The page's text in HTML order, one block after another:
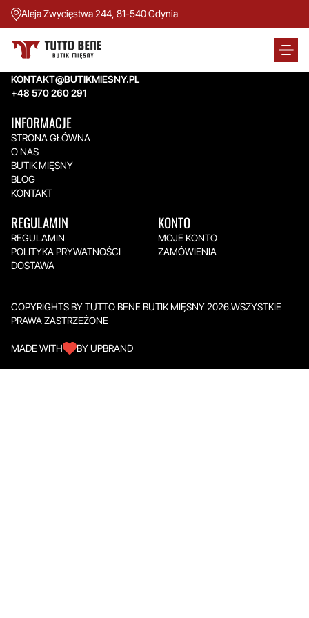
Aleja Zwycięstwa 244, 81-540 Gdynia
TUTTO BENE BUTIK MIĘSNY
Aleja Zwycięstwa 244,
KONTAKT@BUTIKMIESNY.PL
+48 570 260 291
INFORMACJE
STRONA GŁÓWNA
O NAS
BUTIK MIĘSNY
BLOG
KONTAKT
REGULAMIN
REGULAMIN
POLITYKA PRYWATNOŚCI
DOSTAWA
KONTO
MOJE KONTO
ZAMÓWIENIA
COPYRIGHTS BY TUTTO BENE BUTIK MIĘSNY 2026.WSZYSTKIE
PRAWA ZASTRZEŻONE
MADE WITH BY UPBRAND